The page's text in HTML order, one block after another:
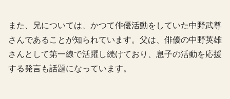
また、兄については、かつて俳優活動をしていた中野武尊
さんであることが知られています。父は、俳優の中野英雄
さんとして第一線で活躍し続けており、息子の活動を応援
する発言も話題になっています。